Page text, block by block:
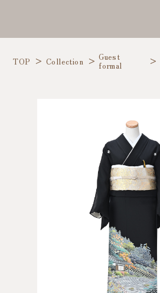
TOP Collection Guest
formal